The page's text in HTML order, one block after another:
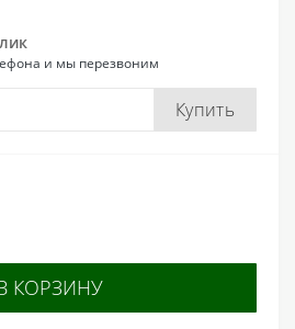
и мы перезвоним
Купить
КОРЗИНУ